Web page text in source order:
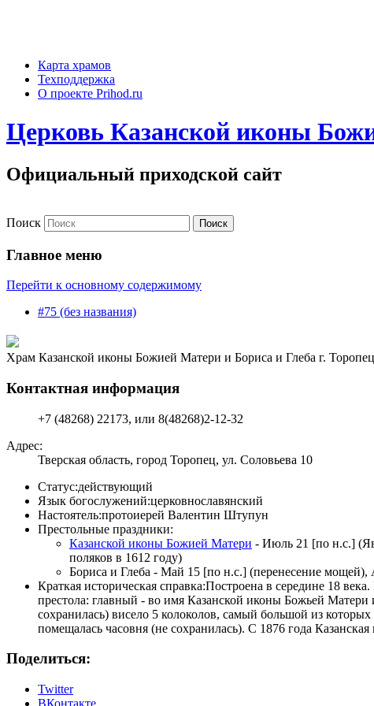
Карта храмов
Техподдержка
О проекте Prihod.ru
Церковь Казанской иконы
Официальный приходской сайт
Поиск
Главное меню
Перейти к основному содержимому
#75 (без названия)
Храм Казанской иконы Божией Матери и Бориса и Глеба г. Торопец
Контактная информация
+7 (48268) 22173, или 8(48268)2-12-32
Адрес:
Тверская область, город Торопец, ул. Соловьева 10
Статус:действующий
Язык богослужений:церковнославянский
Настоятель:протоиерей Валентин Штупун
Престольные праздники:
Казанской иконы Божией Матери - Июль 21 [по н.с.]
поляков в 1612 году)
Бориса и Глеба - Май 15 [по н.с.] (перенесение мощей),
Краткая историческая справка:Построена в середине 18
престола: главный - во имя Казанской иконы Божьей Матери
coxpaнилась) висело 5 колоколов, самый большой из
помещалась часовня (не сохранилась). С 1876 года
Поделиться:
Twitter
ВКонтакте